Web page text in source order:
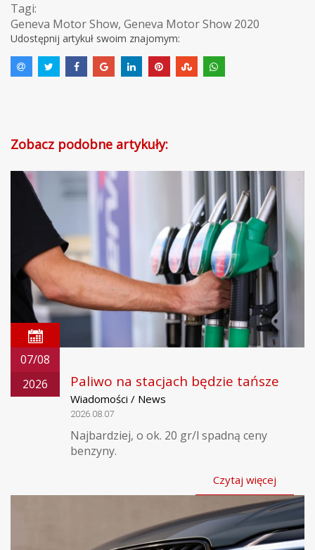
Tagi:
Geneva Motor Show, Geneva Motor Show 2020
Udostępnij artykuł swoim znajomym:
Zobacz podobne artykuły:
07/08
2026
Paliwo na stacjach będzie tańsze
Wiadomości / News
2026.08.07
Najbardziej, o ok. 20 gr/l spadną ceny
benzyny.
Czytaj więcej